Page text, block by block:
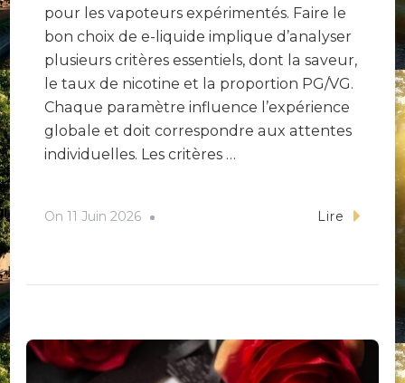
pour les vapoteurs expérimentés. Faire le
bon choix de e-liquide implique d’analyser
plusieurs critères essentiels, dont la saveur,
le taux de nicotine et la proportion PG/VG.
Chaque paramètre influence l’expérience
globale et doit correspondre aux attentes
individuelles. Les critères …
On 11 Juin 2026 Lire